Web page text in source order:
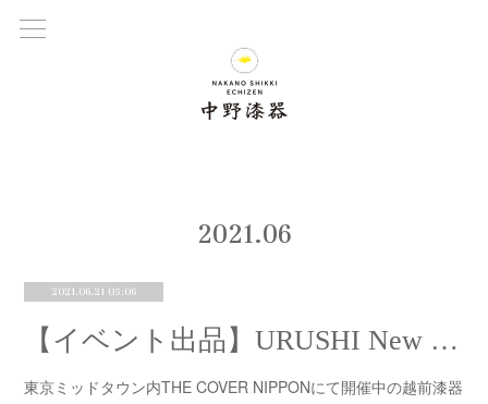
2021.06
2021.06.21 05:06
【イベント出品】URUSHI New style 越前漆器
東京ミッドタウン内THE COVER NIPPONにて開催中の越前漆器